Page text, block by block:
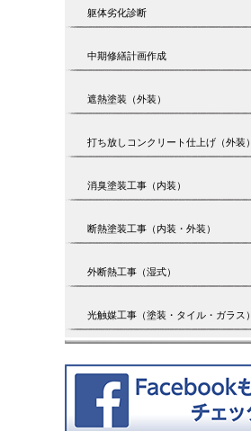
躯体劣化診断
中期修繕計画作成
遮熱塗装（外装）
打ち放しコンクリート仕上げ（外装）
消臭塗装工事（内装）
断熱塗装工事（内装・外装）
外断熱工事（湿式）
光触媒工事（塗装・タイル・ガラス）